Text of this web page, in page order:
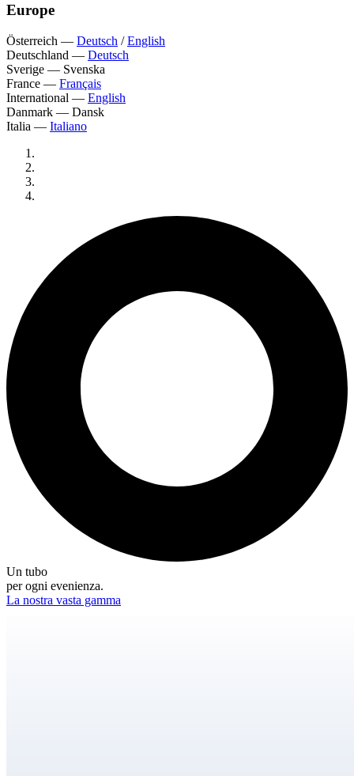
Europe
Österreich — Deutsch /English
Deutschland — Deutsch
Sverige — Svenska
France — Français
International — English
Danmark — Dansk
Italia — Italiano
Un tubo
per ogni evenienza.
La nostra vasta gamma